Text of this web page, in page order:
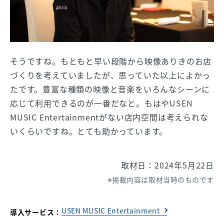
そうですね。もともと早い段階から映像ありきのお店
づくりを考えていましたが、思っていた以上によかっ
たです。豊富な種類の映像と音楽をいろんなシーンに
応じて利用できるのが一番だなと。もはやUSEN
MUSIC Entertainmentがない店内空間は考えられな
いくらいですね。とても助かっています。
取材日：2024年5月22日
掲載内容は取材当時のものです
導入サービス： USEN MUSIC Entertainment